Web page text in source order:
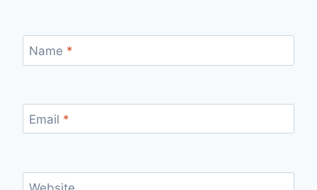
Name *
Email *